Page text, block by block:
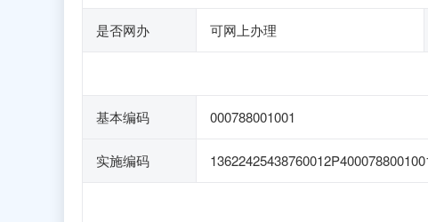
是否网办 可网上办理
基本编码 000788001001
实施编码